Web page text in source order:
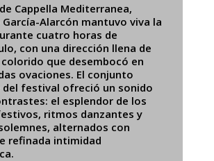
Cappella Mediterranea,
Alarcón mantuvo viva la
cuatro horas de
con una dirección llena de
que desembocó en
ovaciones. El conjunto
del festival ofreció un sonido
el esplendor de los
ritmos danzantes y
alternados con
refinada intimidad